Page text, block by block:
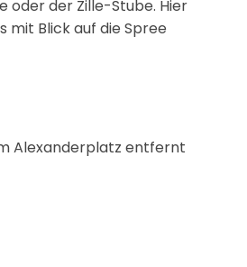
oder der Zille-Stube. Hier
mit Blick auf die Spree
Alexanderplatz entfernt